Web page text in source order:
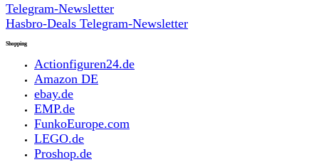
Telegram-Newsletter
Hasbro-Deals Telegram-Newsletter
Shopping
Actionfiguren24.de
Amazon DE
ebay.de
EMP.de
FunkoEurope.com
LEGO.de
Proshop.de